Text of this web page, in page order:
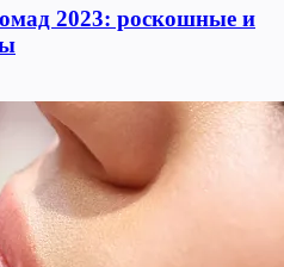
2023: роскошные и